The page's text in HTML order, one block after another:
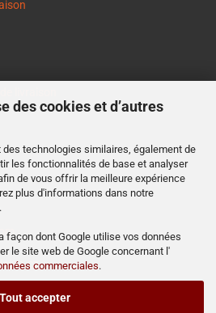
des cookies et d’autres
technologies similaires, également de
les fonctionnalités de base et analyser
de vous offrir la meilleure expérience
plus d'informations dans notre
.
façon dont Google utilise vos données
le site web de Google concernant l'
commerciales.
Tout accepter